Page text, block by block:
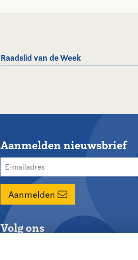
Raadslid van de Week
Aanmelden nieuwsbrief
Aanmelden
Volg ons